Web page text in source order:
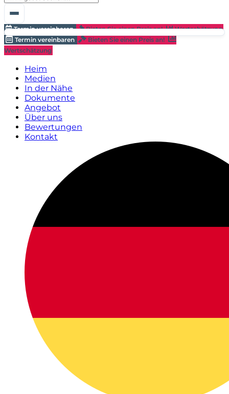
Termin vereinbaren Bieten Sie einen Preis an!
Wertschätzung
Termin vereinbaren
Bieten Sie einen Preis an!
Wertschätzung
Heim
Medien
In der Nähe
Dokumente
Angebot
Über uns
Bewertungen
Kontakt